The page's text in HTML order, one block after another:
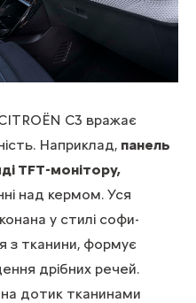
C3 вражає
Наприклад, панель
TFT-монітору,
над кермом. Уся
у стилі софи-
з тканини, формує
дрібних речей.
дотик тканинами